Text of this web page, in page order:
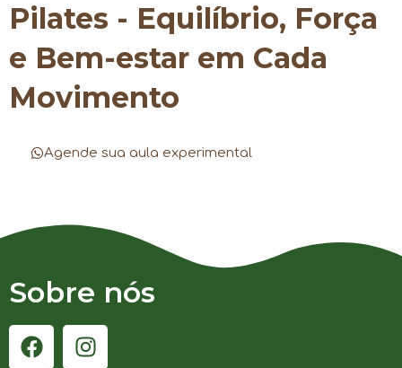
Pilates - Equilíbrio, Força
e Bem-estar em Cada
Movimento
Agende sua aula experimental
Sobre nós